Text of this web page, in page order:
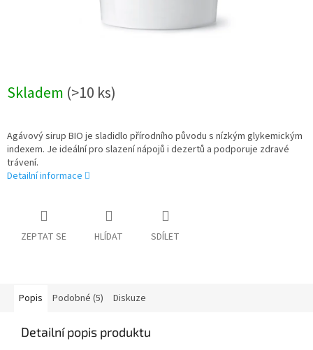
Skladem (>10 ks)
Agávový sirup BIO je sladidlo přírodního původu s nízkým glykemickým
indexem. Je ideální pro slazení nápojů i dezertů a podporuje zdravé
trávení.
Detailní informace
ZEPTAT SE HLÍDAT SDÍLET
Popis Podobné (5) Diskuze
Detailní popis produktu